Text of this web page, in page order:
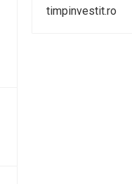
timpinvestit.ro